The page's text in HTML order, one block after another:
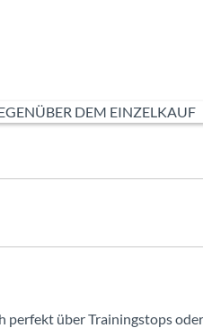
DEM EINZELKAUF
über Trainingstops